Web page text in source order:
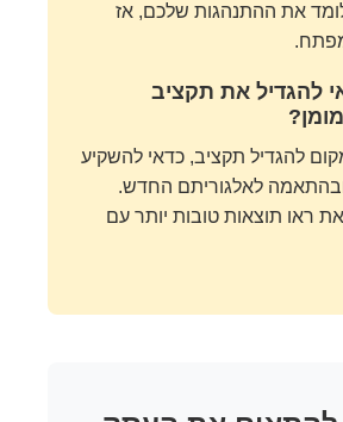
את ההתנהגות שלכם, אז
להגדיל את תקציב
להגדיל תקציב, כדאי להשקיע
ובהתאמה לאלגוריתם החדש.
ראו תוצאות טובות יותר עם